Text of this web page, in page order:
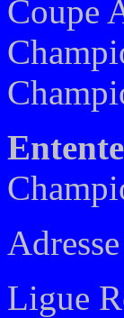
Coupe
Ligue